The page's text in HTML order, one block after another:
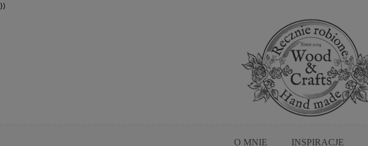
})
O MNIE INSPIRACJE